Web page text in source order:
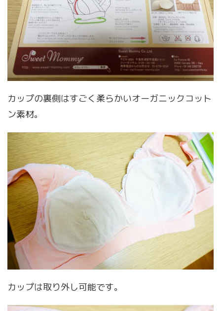
カップの裏側はすごく柔らかいオーガニックコット
ン素材。
カップは取り外し可能です。